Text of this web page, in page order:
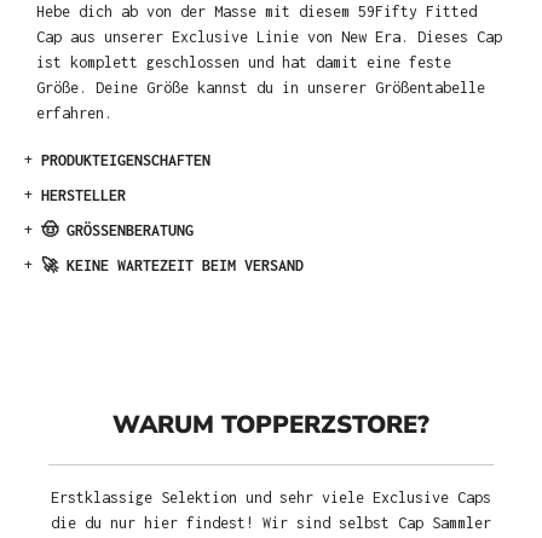
Hebe dich ab von der Masse mit diesem 59Fifty Fitted
Cap aus unserer Exclusive Linie von New Era. Dieses Cap
ist komplett geschlossen und hat damit eine feste
Größe. Deine Größe kannst du in unserer Größentabelle
erfahren.
+ PRODUKTEIGENSCHAFTEN
+ HERSTELLER
+ 🤠 GRÖSSENBERATUNG
+ 🚀 KEINE WARTEZEIT BEIM VERSAND
WARUM TOPPERZSTORE?
Erstklassige Selektion und sehr viele Exclusive Caps
die du nur hier findest! Wir sind selbst Cap Sammler